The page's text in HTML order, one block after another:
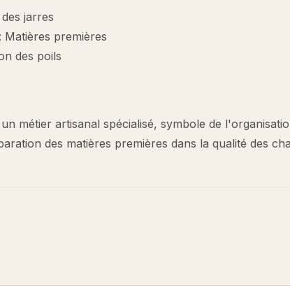
jarres
: Matières premières
des poils
métier artisanal spécialisé, symbole de
des matières premières dans la qualité des